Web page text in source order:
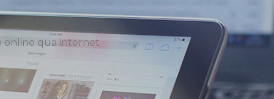
online qua internet